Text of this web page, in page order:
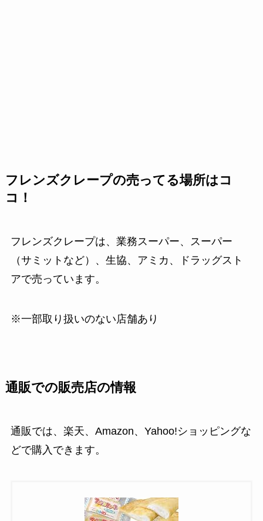
フレンズクレープの売ってる場所はコ
コ！
フレンズクレープは、業務スーパー、スーパー
（サミットなど）、生協、アミカ、ドラッグスト
アで売っています。
※一部取り扱いのない店舗あり
通販での販売店の情報
通販では、楽天、Amazon、Yahoo!ショッピングな
どで購入できます。